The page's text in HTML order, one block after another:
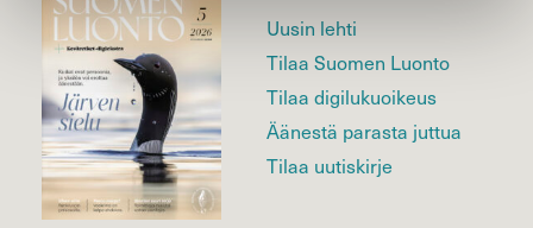
Uusin lehti
Tilaa Suomen Luonto
Tilaa digilukuoikeus
Äänestä parasta juttua
Tilaa uutiskirje